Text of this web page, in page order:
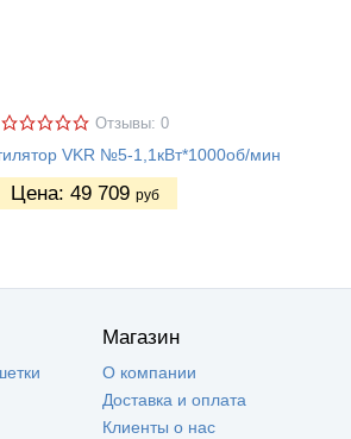
Отзывы: 0
VKR №5-1,1кВт*1000об/мин
Цена: 49 709 руб
Магазин
О компании
Доставка и оплата
Клиенты о нас